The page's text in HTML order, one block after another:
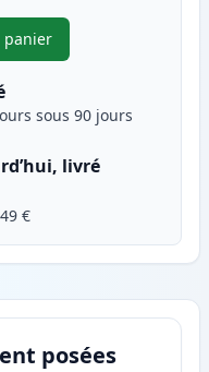
panierTN3060 (TN3030)
sous 90 jours
livré
€
posées